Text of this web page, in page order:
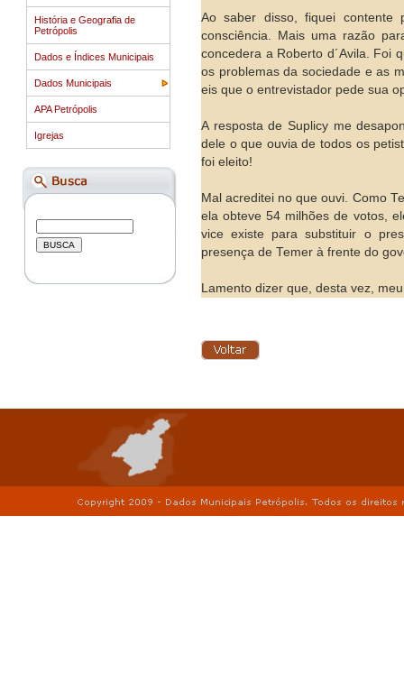
História e Geografia de
Petrópolis
Dados e Índices Municipais
Dados Municipais
APA Petrópolis
Igrejas
Ao saber disso, fiquei
consciência. Mais uma razão
concedera a Roberto d´Avila. Foi
os problemas da sociedade e as
eis que o entrevistador pede sua
A resposta de Suplicy me
dele o que ouvia de todos os
foi eleito!
Mal acreditei no que ouvi. Como
ela obteve 54 milhões de votos,
vice existe para substituir o
presença de Temer à frente do
Lamento dizer que, desta vez,